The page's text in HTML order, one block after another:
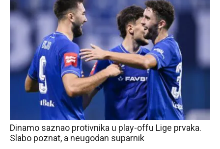
Dinamo saznao protivnika u play-offu Lige prvaka.
Slabo poznat, a neugodan suparnik